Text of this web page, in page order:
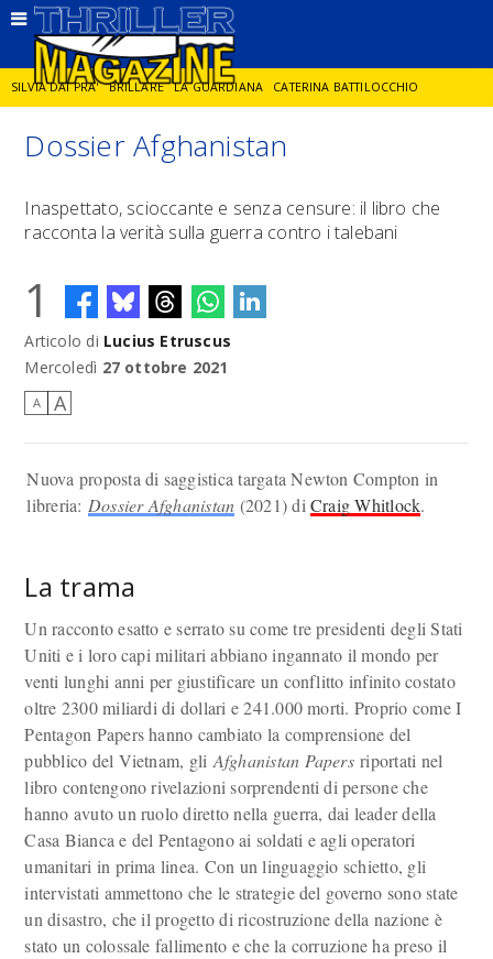
SILVIA DAI PRA' BRILLARE LA GUARDIANA CATERINA BATTILOCCHIO
JORGE DIAZ LA SPIA DELITTO IN CORNICE GIANCARLO DE CATALDO
DIEGO ZANDEL GLI ANNI DI PIETRA
Dossier Afghanistan
Inaspettato, scioccante e senza censure: il libro che
racconta la verità sulla guerra contro i talebani
1
Articolo di Lucius Etruscus
Mercoledì 27 ottobre 2021
A A
Nuova proposta di saggistica targata Newton Compton in
libreria: Dossier Afghanistan (2021) diCraig Whitlock.
La trama
Un racconto esatto e serrato su come tre presidenti degli Stati
Uniti e i loro capi militari abbiano ingannato il mondo per
venti lunghi anni per giustificare un conflitto infinito costato
oltre 2300 miliardi di dollari e 241.000 morti. Proprio come I
Pentagon Papers hanno cambiato la comprensione del
pubblico del Vietnam, gli Afghanistan Papersriportati nel
libro contengono rivelazioni sorprendenti di persone che
hanno avuto un ruolo diretto nella guerra, dai leader della
Casa Bianca e del Pentagono ai soldati e agli operatori
umanitari in prima linea. Con un linguaggio schietto, gli
intervistati ammettono che le strategie del governo sono state
un disastro, che il progetto di ricostruzione della nazione è
stato un colossale fallimento e che la corruzione ha preso il